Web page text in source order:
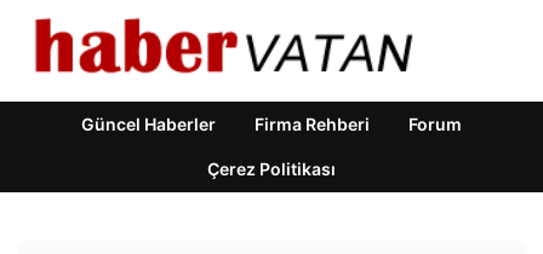
Güncel Haberler Firma Rehberi Forum
Çerez Politikası